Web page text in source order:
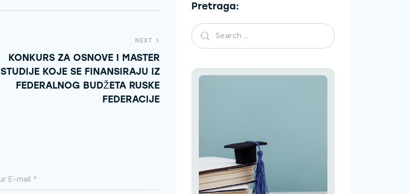
NEXT
KONKURS ZA OSNOVE I MASTER
STUDIJE KOJE SE FINANSIRAJU IZ
FEDERALNOG BUDŽETA RUSKE
FEDERACIJE
Pretraga: